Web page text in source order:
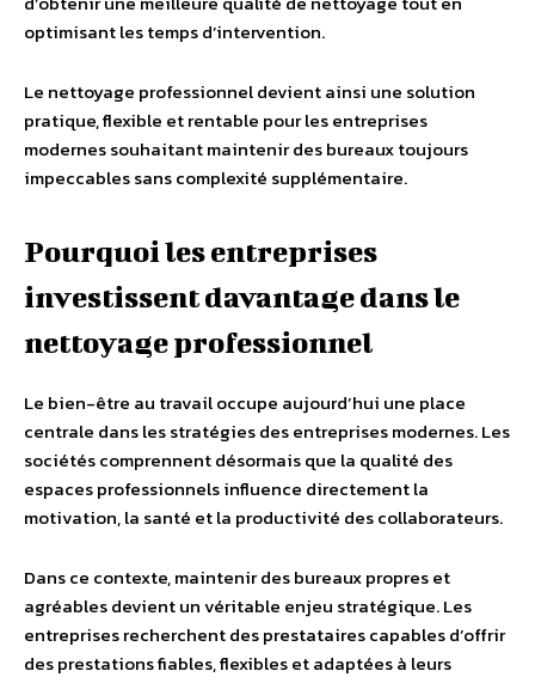
optimisant les temps d’intervention.
Le nettoyage professionnel devient ainsi une solution
pratique, flexible et rentable pour les entreprises
modernes souhaitant maintenir des bureaux toujours
impeccables sans complexité supplémentaire.
Pourquoi les entreprises
investissent davantage dans le
nettoyage professionnel
Le bien-être au travail occupe aujourd’hui une place
centrale dans les stratégies des entreprises modernes. Les
sociétés comprennent désormais que la qualité des
espaces professionnels influence directement la
motivation, la santé et la productivité des collaborateurs.
Dans ce contexte, maintenir des bureaux propres et
agréables devient un véritable enjeu stratégique. Les
entreprises recherchent des prestataires capables d’offrir
des prestations fiables, flexibles et adaptées à leurs